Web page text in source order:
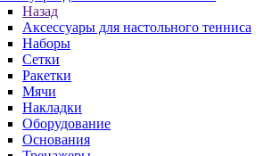
Назад
Аксессуары для настольного тенниса
Наборы
Сетки
Ракетки
Мячи
Накладки
Оборудование
Основания